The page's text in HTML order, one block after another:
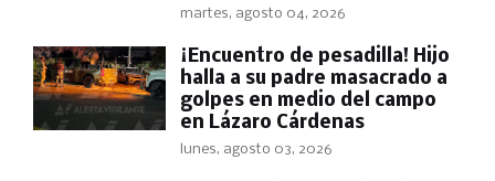
martes, agosto 04, 2026
​¡Encuentro de pesadilla! Hijo
halla a su padre masacrado a
golpes en medio del campo
en Lázaro Cárdenas
lunes, agosto 03, 2026